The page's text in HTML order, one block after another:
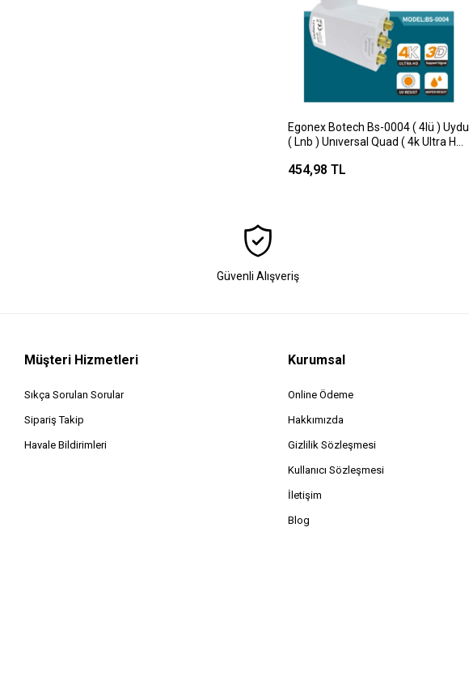
Egonex Botech Bs-0004 ( 4lü ) Uydu
( Lnb ) Unıversal Quad ( 4k Ultra Hd )
454,98 TL
Güvenli Alışveriş
Müşteri Hizmetleri
Sıkça Sorulan Sorular
Sipariş Takip
Havale Bildirimleri
Kurumsal
Online Ödeme
Hakkımızda
Gizlilik Sözleşmesi
Kullanıcı Sözleşmesi
İletişim
Blog